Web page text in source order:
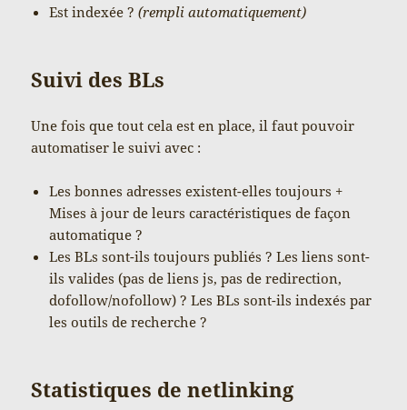
Est indexée ? (rempli automatiquement)
Suivi des BLs
Une fois que tout cela est en place, il faut pouvoir
automatiser le suivi avec :
Les bonnes adresses existent-elles toujours +
Mises à jour de leurs caractéristiques de façon
automatique ?
Les BLs sont-ils toujours publiés ? Les liens sont-
ils valides (pas de liens js, pas de redirection,
dofollow/nofollow) ? Les BLs sont-ils indexés par
les outils de recherche ?
Statistiques de netlinking